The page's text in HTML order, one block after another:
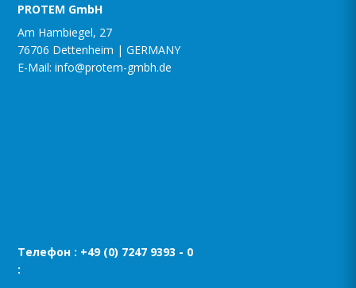
PROTEM GmbH
Am Hambiegel, 27
76706 Dettenheim | GERMANY
E-Mail: info@protem-gmbh.de
Телефон : +49 (0) 7247 9393 - 0
: